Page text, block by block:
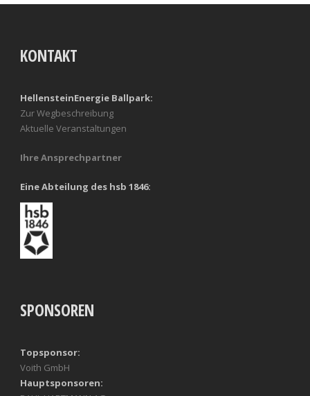
KONTAKT
HellensteinEnergie Ballpark:
Zur Wegbeschreibung
Aktuelle Veranstaltungen
Ihre Ansprechpartner
Eine Abteilung des hsb 1846:
SPONSOREN
Topsponsor:
Voith GmbH
Hauptsponsoren: